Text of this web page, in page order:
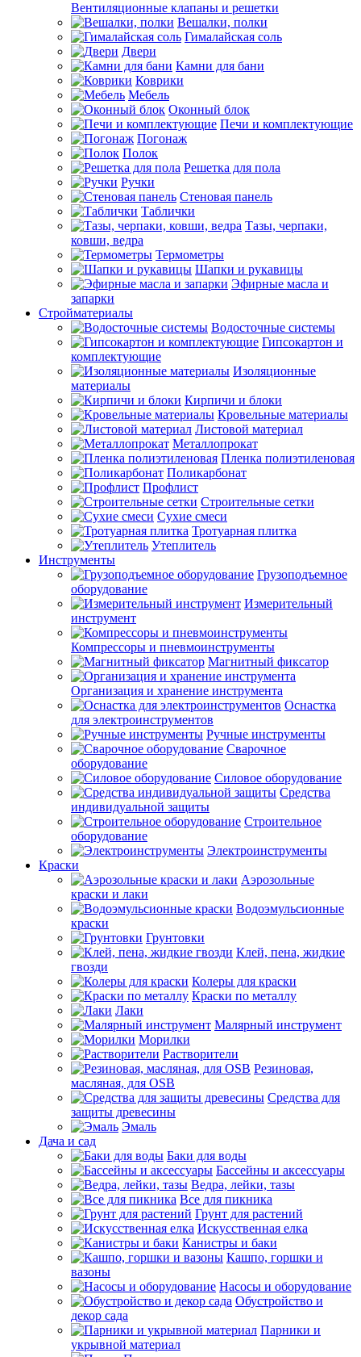
Вентиляционные клапаны и решетки
Вешалки, полки
Гималайская соль
Двери
Камни для бани
Коврики
Мебель
Оконный блок
Печи и комплектующие
Погонаж
Полок
Решетка для пола
Ручки
Стеновая панель
Таблички
Тазы, черпаки,
ковши, ведра
Термометры
Шапки и рукавицы
Эфирные масла и
запарки
Стройматериалы
Водосточные системы
Гипсокартон и
комплектующие
Изоляционные
материалы
Кирпичи и блоки
Кровельные материалы
Листовой материал
Металлопрокат
Пленка полиэтиленовая
Поликарбонат
Профлист
Строительные сетки
Сухие смеси
Тротуарная плитка
Утеплитель
Инструменты
Грузоподъемное
оборудование
Измерительный
инструмент
Компрессоры и пневмоинструменты
Магнитный фиксатор
Организация и хранение инструмента
Оснастка
для электроинструментов
Ручные инструменты
Сварочное
оборудование
Силовое оборудование
Средства
индивидуальной защиты
Строительное
оборудование
Электроинструменты
Краски
Аэрозольные
краски и лаки
Водоэмульсионные
краски
Грунтовки
Клей, пена, жидкие
гвозди
Колеры для краски
Краски по металлу
Лаки
Малярный инструмент
Морилки
Растворители
Резиновая,
масляная, для OSB
Средства для
защиты древесины
Эмаль
Дача и сад
Баки для воды
Бассейны и аксессуары
Ведра, лейки, тазы
Все для пикника
Грунт для растений
Искусственная елка
Канистры и баки
Кашпо, горшки и
вазоны
Насосы и оборудование
Обустройство и
декор сада
Парники и
укрывной материал